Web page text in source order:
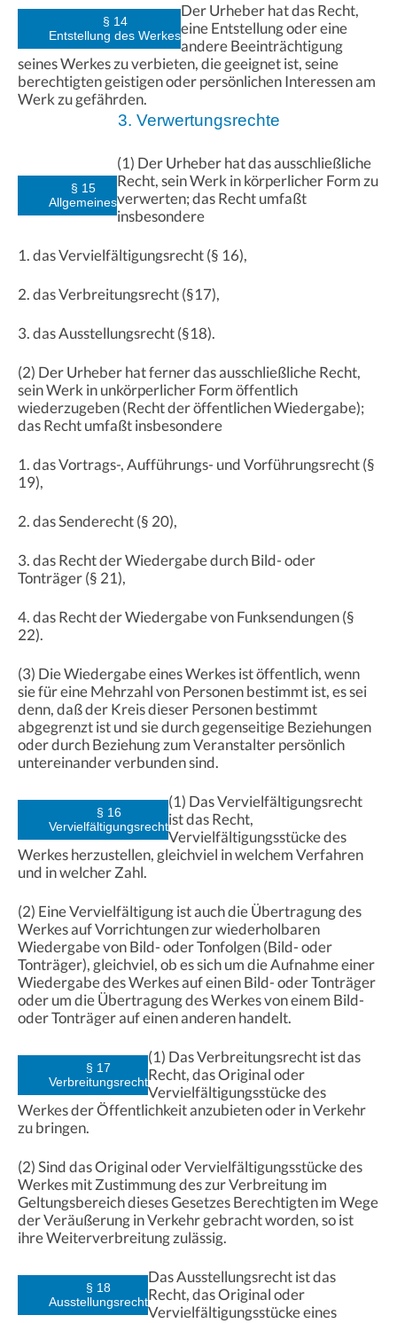
§ 14
Entstellung des Werkes
Der Urheber hat das Recht,
eine Entstellung oder eine
andere Beeinträchtigung
seines Werkes zu verbieten, die geeignet ist, seine
berechtigten geistigen oder persönlichen Interessen am
Werk zu gefährden.
3. Verwertungsrechte
§ 15
Allgemeines
(1) Der Urheber hat das ausschließliche
Recht, sein Werk in körperlicher Form zu
verwerten; das Recht umfaßt
insbesondere
1. das Vervielfältigungsrecht (§ 16),
2. das Verbreitungsrecht (§17),
3. das Ausstellungsrecht (§18).
(2) Der Urheber hat ferner das ausschließliche Recht,
sein Werk in unkörperlicher Form öffentlich
wiederzugeben (Recht der öffentlichen Wiedergabe);
das Recht umfaßt insbesondere
1. das Vortrags-, Aufführungs- und Vorführungsrecht (§
19),
2. das Senderecht (§ 20),
3. das Recht der Wiedergabe durch Bild- oder
Tonträger (§ 21),
4. das Recht der Wiedergabe von Funksendungen (§
22).
(3) Die Wiedergabe eines Werkes ist öffentlich, wenn
sie für eine Mehrzahl von Personen bestimmt ist, es sei
denn, daß der Kreis dieser Personen bestimmt
abgegrenzt ist und sie durch gegenseitige Beziehungen
oder durch Beziehung zum Veranstalter persönlich
untereinander verbunden sind.
§ 16
Vervielfältigungsrecht
(1) Das Vervielfältigungsrecht
ist das Recht,
Vervielfältigungsstücke des
Werkes herzustellen, gleichviel in welchem Verfahren
und in welcher Zahl.
(2) Eine Vervielfältigung ist auch die Übertragung des
Werkes auf Vorrichtungen zur wiederholbaren
Wiedergabe von Bild- oder Tonfolgen (Bild- oder
Tonträger), gleichviel, ob es sich um die Aufnahme einer
Wiedergabe des Werkes auf einen Bild- oder Tonträger
oder um die Übertragung des Werkes von einem Bild-
oder Tonträger auf einen anderen handelt.
§ 17
Verbreitungsrecht
(1) Das Verbreitungsrecht ist das
Recht, das Original oder
Vervielfältigungsstücke des
Werkes der Öffentlichkeit anzubieten oder in Verkehr
zu bringen.
(2) Sind das Original oder Vervielfältigungsstücke des
Werkes mit Zustimmung des zur Verbreitung im
Geltungsbereich dieses Gesetzes Berechtigten im Wege
der Veräußerung in Verkehr gebracht worden, so ist
ihre Weiterverbreitung zulässig.
§ 18
Ausstellungsrecht
Das Ausstellungsrecht ist das
Recht, das Original oder
Vervielfältigungsstücke eines